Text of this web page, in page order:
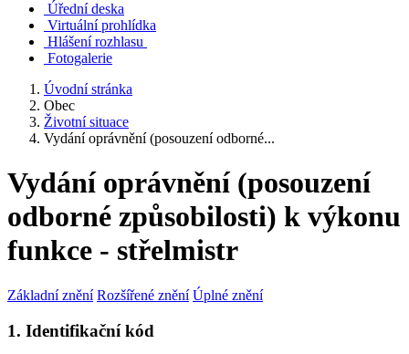
Úřední deska
Virtuální prohlídka
Hlášení rozhlasu
Fotogalerie
Úvodní stránka
Obec
Životní situace
Vydání oprávnění (posouzení odborné...
Vydání oprávnění (posouzení
odborné způsobilosti) k výkonu
funkce - střelmistr
Základní znění Rozšířené znění Úplné znění
1. Identifikační kód